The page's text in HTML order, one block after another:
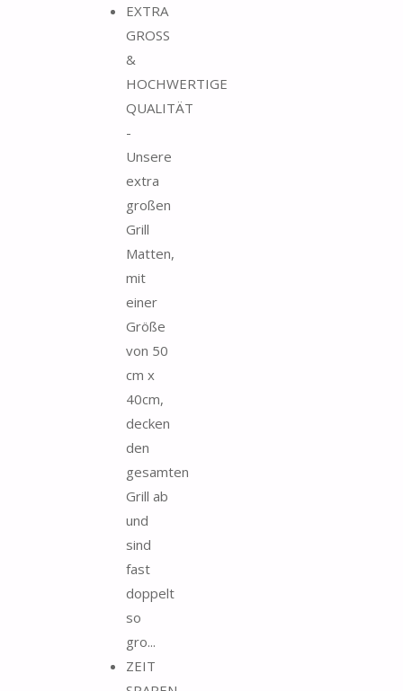
EXTRA
GROSS
&
HOCHWERTIGE
QUALITÄT
-
Unsere
extra
großen
Grill
Matten,
mit
einer
Größe
von 50
cm x
40cm,
decken
den
gesamten
Grill ab
und
sind
fast
doppelt
so
gro...
ZEIT